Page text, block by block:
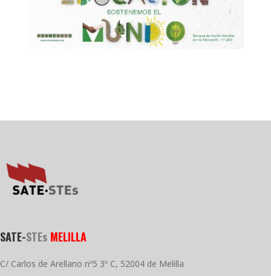
SATE-STEs MELILLA
C/ Carlos de Arellano nº5 3º C, 52004 de Melilla